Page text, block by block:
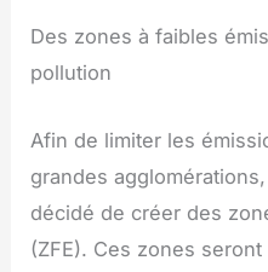
Des zones à faibles
pollution
Afin de limiter les
grandes
décidé de créer des
(ZFE). Ces zones